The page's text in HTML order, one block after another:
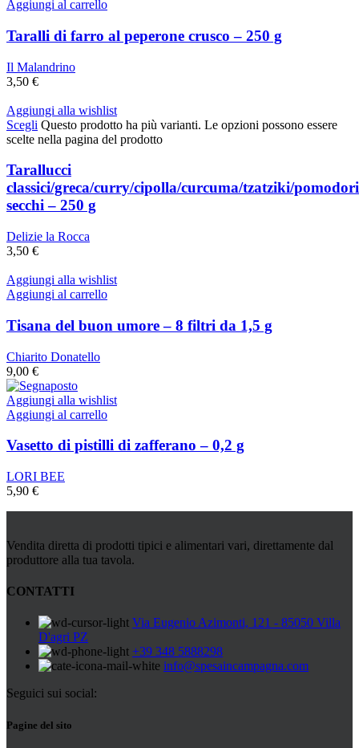
Aggiungi al carrello
Taralli di farro al peperone crusco – 250 g
Il Malandrino
3,50 €
Aggiungi alla wishlist
Scegli Questo prodotto ha più varianti. Le opzioni possono essere
scelte nella pagina del prodotto
Tarallucci
classici/greca/curry/cipolla/curcuma/tzatziki/pomodori
secchi – 250 g
Delizie la Rocca
3,50 €
Aggiungi alla wishlist
Aggiungi al carrello
Tisana del buon umore – 8 filtri da 1,5 g
Chiarito Donatello
9,00 €
Aggiungi alla wishlist
Aggiungi al carrello
Vasetto di pistilli di zafferano – 0,2 g
LORI BEE
5,90 €
Vendita diretta di prodotti tipici e alimentari vari, direttamente dal
produttore alla tua tavola.
CONTATTI
Via Eugenio Azimonti, 121 - 85050 Villa
D'agri PZ
+39 348 5888298
info@spesaincampagna.com
Seguici sui social:
Pagine del sito